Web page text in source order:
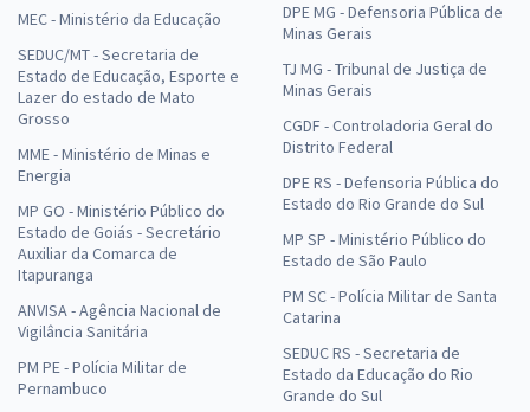
MEC - Ministério da Educação
SEDUC/MT - Secretaria de
Estado de Educação, Esporte e
Lazer do estado de Mato
Grosso
MME - Ministério de Minas e
Energia
MP GO - Ministério Público do
Estado de Goiás - Secretário
Auxiliar da Comarca de
Itapuranga
ANVISA - Agência Nacional de
Vigilância Sanitária
PM PE - Polícia Militar de
Pernambuco
DPE MG - Defensoria Pública de
Minas Gerais
TJ MG - Tribunal de Justiça de
Minas Gerais
CGDF - Controladoria Geral do
Distrito Federal
DPE RS - Defensoria Pública do
Estado do Rio Grande do Sul
MP SP - Ministério Público do
Estado de São Paulo
PM SC - Polícia Militar de Santa
Catarina
SEDUC RS - Secretaria de
Estado da Educação do Rio
Grande do Sul